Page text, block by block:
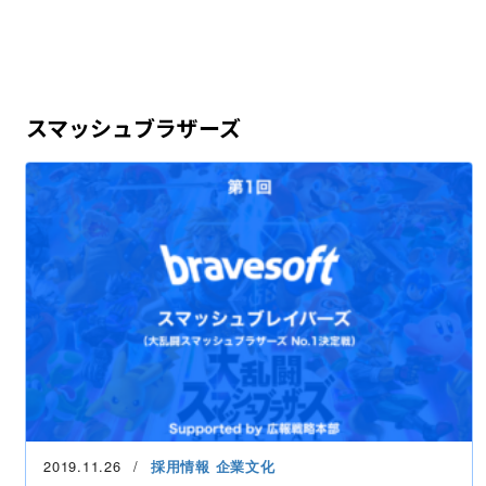
スマッシュブラザーズ
2019.11.26 採用情報 企業文化